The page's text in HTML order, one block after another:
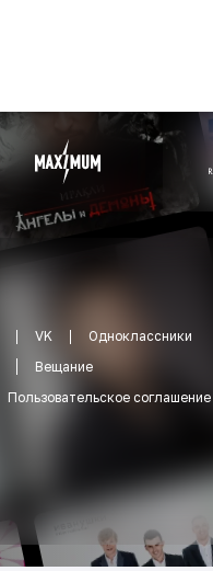
VK
Одноклассники
Вещание
Пользовательское соглашение